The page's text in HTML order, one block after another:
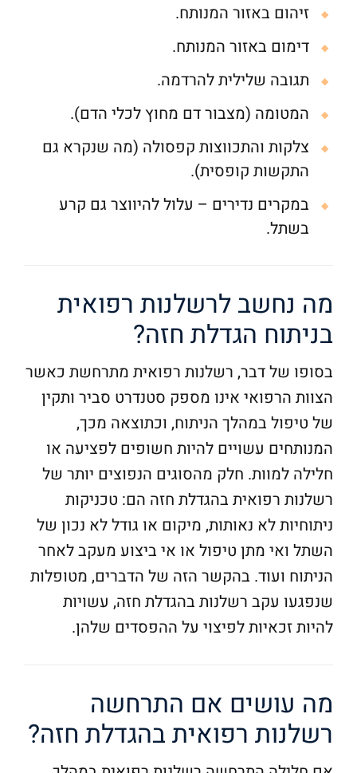
זיהום באזור המנותח.
דימום באזור המנותח.
תגובה שלילית להרדמה.
המטומה (מצבור דם מחוץ לכלי הדם).
צלקות והתכווצות קפסולה (מה שנקרא גם
התקשות קופסית).
במקרים נדירים – עלול להיווצר גם קרע
בשתל.
מה נחשב לרשלנות רפואית
בניתוח הגדלת חזה?
בסופו של דבר, רשלנות רפואית מתרחשת כאשר
הצוות הרפואי אינו מספק סטנדרט סביר ותקין
של טיפול במהלך הניתוח, וכתוצאה מכך,
המנותחים עשויים להיות חשופים לפציעה או
חלילה למוות. חלק מהסוגים הנפוצים יותר של
רשלנות רפואית בהגדלת חזה הם: טכניקות
ניתוחיות לא נאותות, מיקום או גודל לא נכון של
השתל ואי מתן טיפול או אי ביצוע מעקב לאחר
הניתוח ועוד. בהקשר הזה של הדברים, מטופלות
שנפגעו עקב רשלנות בהגדלת חזה, עשויות
להיות זכאיות לפיצוי על ההפסדים שלהן.
מה עושים אם התרחשה
רשלנות רפואית בהגדלת חזה?